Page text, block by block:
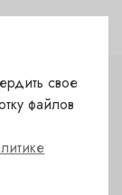
свое
файлов